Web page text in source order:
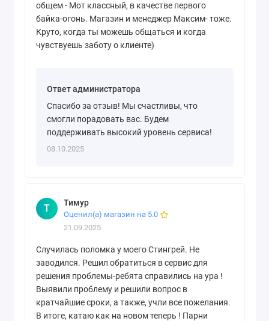
общем - Мот классный, в качестве первого
байка-огонь. Магазин и менеджер Максим- тоже.
Круто, когда ты можешь общаться и когда
чувствуешь заботу о клиенте)
Ответ администратора
Спасибо за отзыв! Мы счастливы, что
смогли порадовать вас. Будем
поддерживать высокий уровень сервиса!
08.10.2025
Т Тимур
Оценил(а) магазин на 5.0
21.09.2025
Случилась поломка у моего Стингрей. Не
заводился. Решил обратиться в сервис для
решения проблемы-ребята справились на ура !
Выявили проблему и решили вопрос в
кратчайшие сроки, а также, учли все пожелания.
В итоге, катаю как на новом теперь ! Парни